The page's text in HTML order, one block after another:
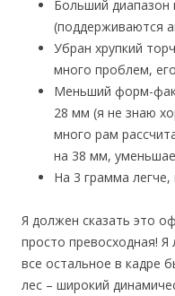
Больший диапазон
(поддерживаются
Убран хрупкий
много проблем,
Меньший форм-
28 мм (я не знаю
много рам
на 38 мм,
На 3 грамма легче,
Я должен сказать это
просто превосходная!
все остальное в кадре
лес – широкий